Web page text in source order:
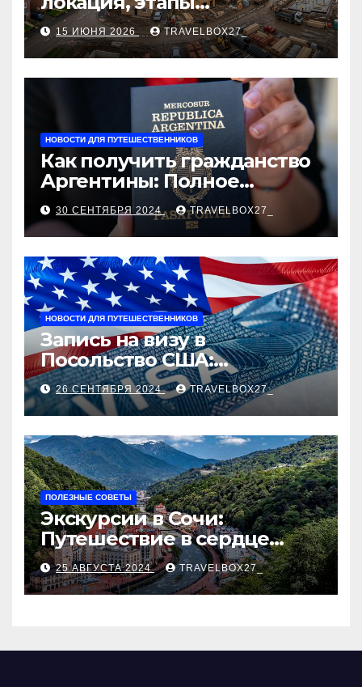
строительства, проверка
застройщика, сценарии
оформления сделки и
рыночные ориентиры
15 ИЮНЯ 2026 TRAVELBOX27_
НОВОСТИ ДЛЯ ПУТЕШЕСТВЕННИКОВ
Как получить гражданство
Аргентины: Полное
руководство
30 СЕНТЯБРЯ 2024 TRAVELBOX27_
НОВОСТИ ДЛЯ ПУТЕШЕСТВЕННИКОВ
Запись на визу в
Посольство США:
Пошаговое руководство
26 СЕНТЯБРЯ 2024 TRAVELBOX27_
ПОЛЕЗНЫЕ СОВЕТЫ
Экскурсии в Сочи:
Путешествие в сердце
Черноморского курорта
25 АВГУСТА 2024 TRAVELBOX27_